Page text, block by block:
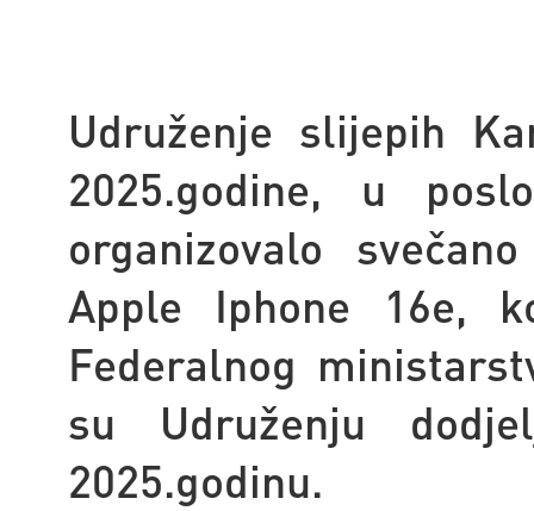
Udruženje slijepih
2025.godine, u
organizovalo
Apple Iphone 16e,
Federalnog
su Udruženju
2025.godinu.